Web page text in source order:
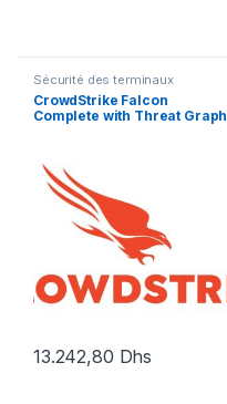
Sécurité des terminaux
CrowdStrike Falcon
Complete with Threat Graph
13.242,80 Dhs